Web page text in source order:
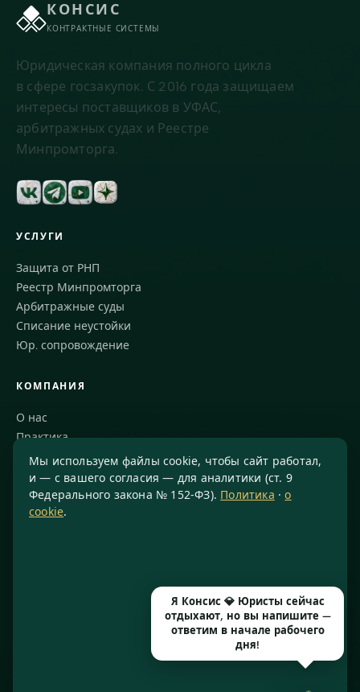
КОНСИС
КОНТРАКТНЫЕ СИСТЕМЫ
Юридическая компания полного цикла
в сфере госзакупок. С 2016 года защищаем
интересы поставщиков в УФАС,
арбитражных судах и Реестре
Минпромторга.
УСЛУГИ
Защита от РНП
Реестр Минпромторга
Арбитражные суды
Списание неустойки
Юр. сопровождение
КОМПАНИЯ
О нас
Практика
Блог
Команда
Благодарности
Москва, Варшавское шоссе, д. 1А, помещение 14/7
Мы используем файлы cookie, чтобы сайт работал,
и — с вашего согласия — для аналитики (ст. 9
Федерального закона № 152-ФЗ). Политика ·о
cookie.
Я Консис 💎 Юристы сейчас
отдыхают, но вы напишите —
ответим в начале рабочего
дня!